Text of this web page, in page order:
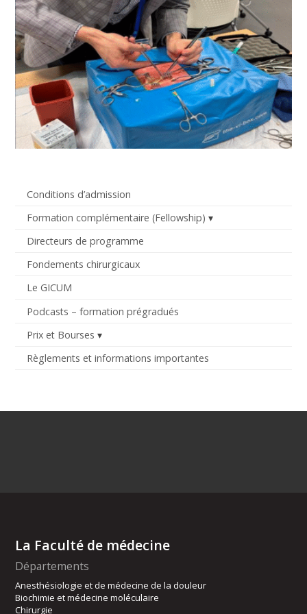
Conditions d’admission
Formation complémentaire (Fellowship)
Directeurs de programme
Fondements chirurgicaux
Le GICUM
Podcasts – formation prégradués
Prix et Bourses
Règlements et informations importantes
La Faculté de médecine
Départements
Anesthésiologie et de médecine de la douleur
Biochimie et médecine moléculaire
Chirurgie